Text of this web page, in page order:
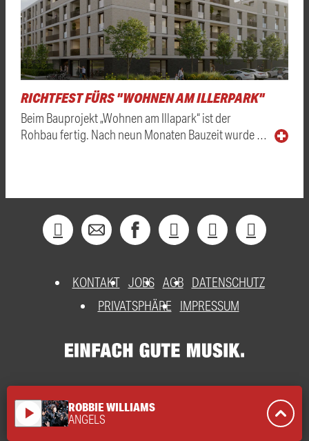
RICHTFEST FÜRS "WOHNEN AM ILLERPARK"
Beim Bauprojekt „Wohnen am Illapark“ ist der
Rohbau fertig. Nach neun Monaten Bauzeit wurde …
KONTAKT JOBS AGB DATENSCHUTZ
PRIVATSPHÄRE
IMPRESSUM
play_arrow ROBBIE WILLIAMS
ANGELS